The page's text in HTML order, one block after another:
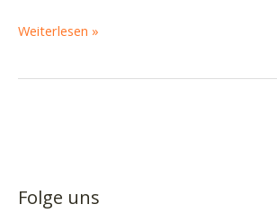
Wahl-
Piratencast
Weiterlesen »
Folge uns